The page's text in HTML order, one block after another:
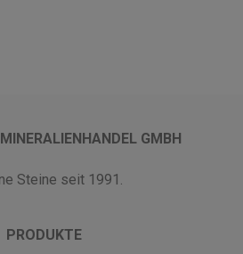
GMBH
Steine seit 1991.
PRODUKTE